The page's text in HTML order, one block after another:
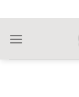
to
content